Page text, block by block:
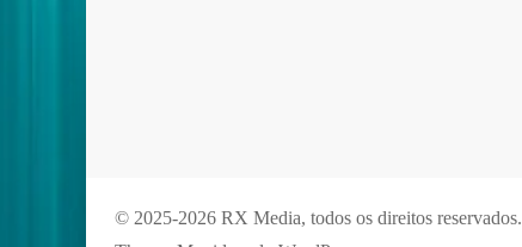
© 2025-2026 RX Media, todos os direitos reservados.